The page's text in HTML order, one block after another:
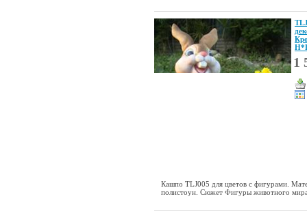
1
Кашпо TLJ005 для цветов с фигурами.
полистоун. Сюжет Фигуры животного